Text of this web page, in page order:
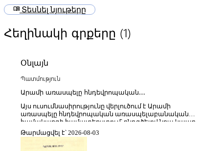
menu_book Տեսնել նյութերը
Հեղինակի գրքերը (1)
Օնլայն
Պատմություն
Արամի առասպելը հնդեվրոպական
ազգածագման խնդիրը
Այս ուսումնասիրությունը վերլուծում է Արամի
առասպելը հնդեվրոպական առասպելաբանական
համակարգի համատեքստում՝ ընդգծելով նրա կապը
հերոսական նախատիպերի, էթնոգենետիկ
պատմությունների և ազգածագման առասպելների
կառուցվածքային մոդելների հետ։ Նշվում է, որ Արամի
Թարմացվել է՝ 2026-08-03